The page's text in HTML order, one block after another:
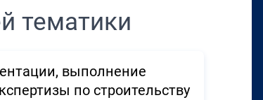
тематики
выполнение
по строительству